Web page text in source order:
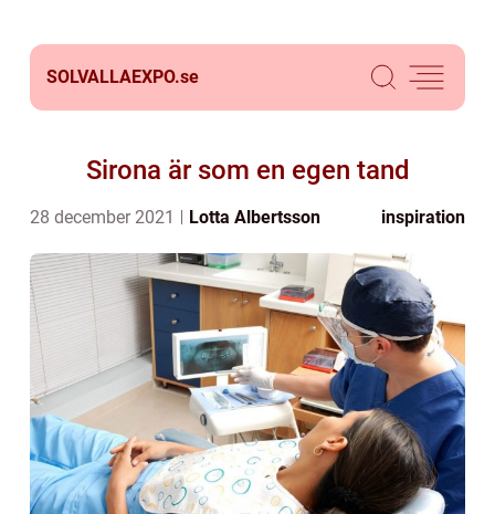
SOLVALLAEXPO.se
Sirona är som en egen tand
28 december 2021 Lotta Albertsson inspiration